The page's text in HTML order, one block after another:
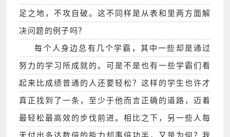
足之地，不攻自破。这不同样是从表和里两方面解
决问题的例子吗？
每个人身边总有几个学霸，其中一些却是通过
努力的学习所成就的。可是不是也有一些学霸们看
起来比成绩普通的人还要轻松？这样的学生也许才
真正找到了一条，至少于他而言正确的道路，迈着
最轻松最高效的步伐前进。相比之下，另一些人每